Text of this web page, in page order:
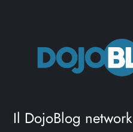
Il DojoBlog network